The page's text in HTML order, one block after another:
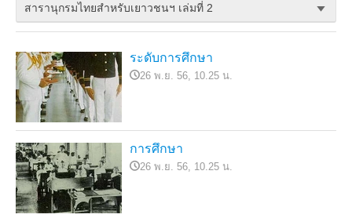
สารานุกรมไทยสำหรับเยาวชนฯ เล่มที่ 2
ระดับการศึกษา
26 พ.ย. 56, 10.25 น.
การศึกษา
26 พ.ย. 56, 10.25 น.